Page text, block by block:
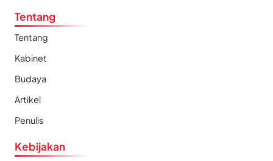
Tentang
Tentang
Kabinet
Budaya
Artikel
Penulis
Kebijakan